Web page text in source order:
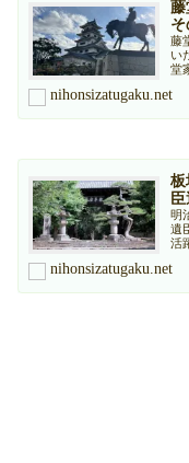
藤
藤
い
堂
nihonsizatugaku.net
板
明
遺
活
nihonsizatugaku.net